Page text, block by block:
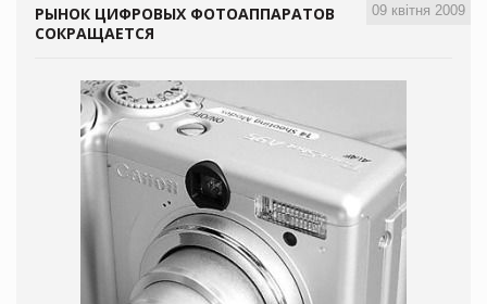
09 квітня 2009
РЫНОК ЦИФРОВЫХ ФОТОАППАРАТОВ
СОКРАЩАЕТСЯ